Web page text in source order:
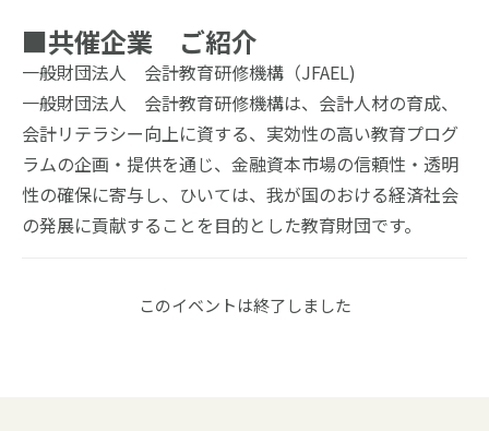
■共催企業　ご紹介
一般財団法人　会計教育研修機構（JFAEL)
一般財団法人　会計教育研修機構は、会計人材の育成、
会計リテラシー向上に資する、実効性の高い教育プログ
ラムの企画・提供を通じ、金融資本市場の信頼性・透明
性の確保に寄与し、ひいては、我が国のおける経済社会
の発展に貢献することを目的とした教育財団です。
このイベントは終了しました